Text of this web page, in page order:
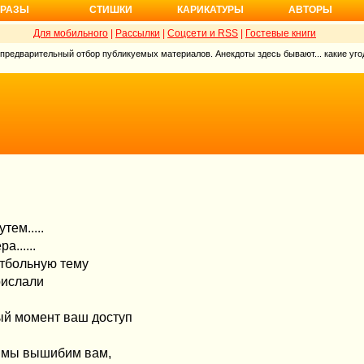
СТИШКИ КАРИКАТУРЫ АВТОРЫ
Для мобильного Рассылки Соцсети и RSS Гостевые книги
отбор публикуемых материалов. Анекдоты здесь бывают... какие
тему
момент ваш доступ
мы вышибим вам,